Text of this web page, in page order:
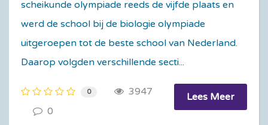
scheikunde olympiade reeds de vijfde plaats en
werd de school bij de biologie olympiade
uitgeroepen tot de beste school van Nederland.
Daarop volgden verschillende secti...
Lees Meer
0
3947
0